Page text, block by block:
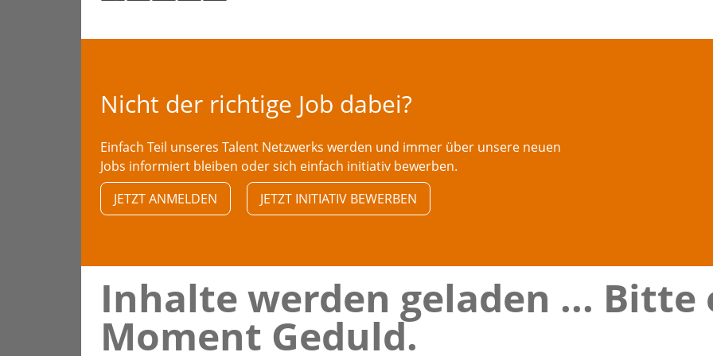
Nicht der richtige Job dabei?
Einfach Teil unseres Talent Netzwerks werden und immer über unsere neuen
Jobs informiert bleiben oder sich einfach initiativ bewerben.
JETZT ANMELDEN
JETZT INITIATIV BEWERBEN
Inhalte werden geladen ... Bitte
Moment Geduld.